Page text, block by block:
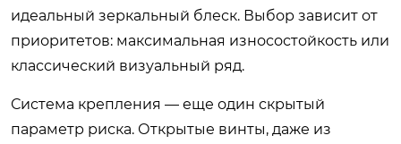
идеальный зеркальный блеск. Выбор зависит от
приоритетов: максимальная износостойкость или
классический визуальный ряд.
Система крепления — еще один скрытый
параметр риска. Открытые винты, даже из